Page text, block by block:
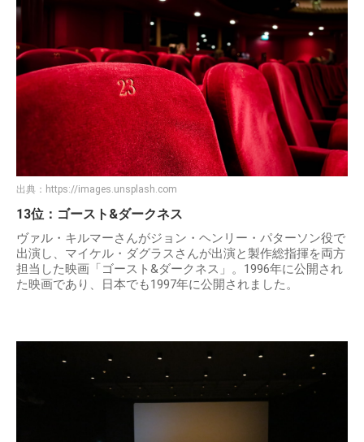
出典： https://images.unsplash.com
13位：ゴースト&ダークネス
ヴァル・キルマーさんがジョン・ヘンリー・パターソン役で
出演し、マイケル・ダグラスさんが出演と製作総指揮を両方
担当した映画「ゴースト&ダークネス」。1996年に公開され
た映画であり、日本でも1997年に公開されました。